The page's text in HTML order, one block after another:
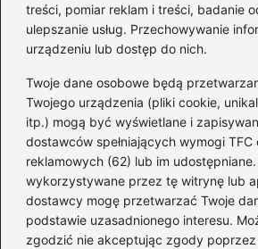
treści, pomiar reklam i treści, badanie
ulepszanie usług. Przechowywanie
urządzeniu lub dostęp do nich.
Twoje dane osobowe będą
Twojego urządzenia (pliki cookie,
itp.) mogą być wyświetlane i
dostawców spełniających wymogi
reklamowych (62) lub im
wykorzystywane przez tę witrynę lub
dostawcy mogę przetwarzać Twoje
podstawie uzasadnionego interesu.
zgodzić nie akceptując zgody
Powiązane wpisy:
Jakie są realne koszty
akustycznego? Sprawdź,
wiedzieć!
Ile kosztuje budowa domu
roku? Oto wszystko, co
Koszt budowy
Cyprysowej 20 – co